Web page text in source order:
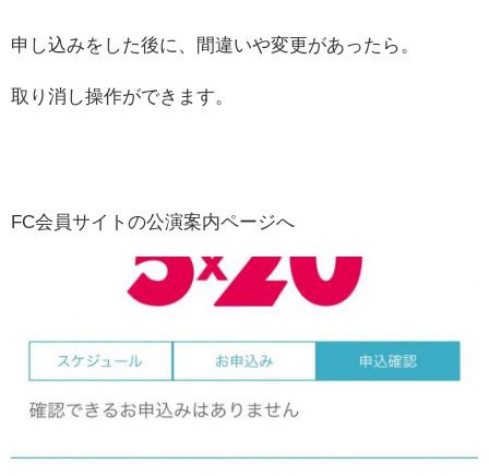
申し込みをした後に、間違いや変更があったら。
取り消し操作ができます。
FC会員サイトの公演案内ページへ